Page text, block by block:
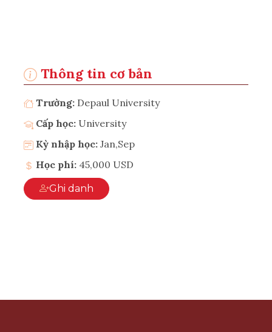
Thông tin cơ bản
Trường: Depaul University
Cấp học: University
Kỳ nhập học: Jan,Sep
Học phí: 45,000 USD
Ghi danh